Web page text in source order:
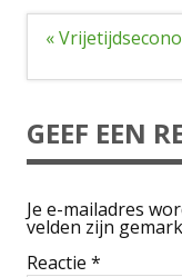
Bericht
navigatie
«
GEEF EEN
Je e-mailadres
velden zijn
Reactie *